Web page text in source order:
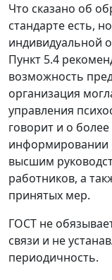
Что сказано об
стандарте есть,
индивидуальной
Пункт 5.4
возможность
организация
управления
говорит и о
информировании
высшим
работников, а
принятых мер.
ГОСТ не
связи и не
периодичность.